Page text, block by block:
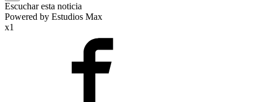
Escuchar esta noticia
Powered by Estudios Max
x1